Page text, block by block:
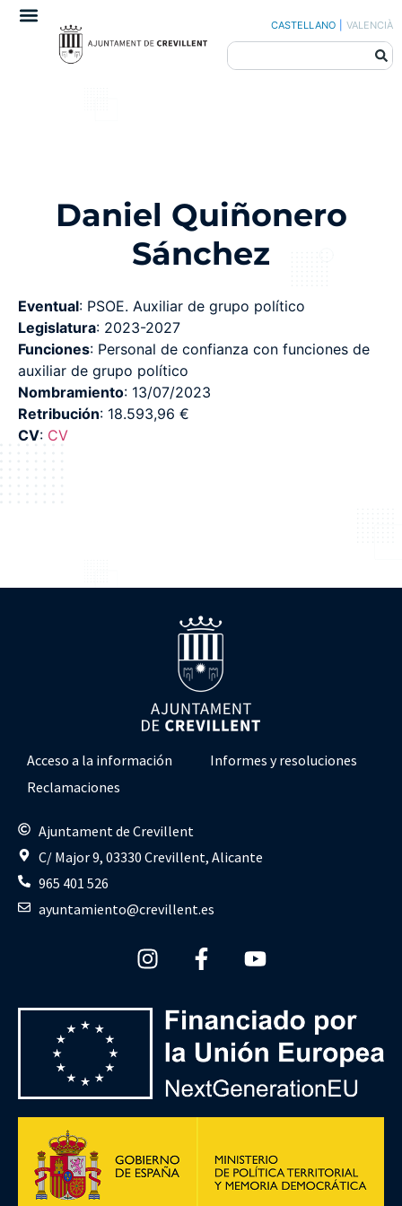
CASTELLANO VALENCIÀ
Daniel Quiñonero
Sánchez
Eventual: PSOE. Auxiliar de grupo político
Legislatura: 2023-2027
Funciones: Personal de confianza con funciones de
auxiliar de grupo político
Nombramiento: 13/07/2023
Retribución: 18.593,96 €
CV: CV
Acceso a la información
Informes y resoluciones
Reclamaciones
Ajuntament de Crevillent
C/ Major 9, 03330 Crevillent, Alicante
965 401 526
ayuntamiento@crevillent.es